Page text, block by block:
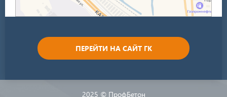
ПЕРЕЙТИ НА САЙТ ГК
2025 © ПрофБетон